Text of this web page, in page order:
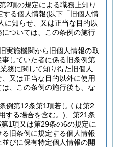
2項の規定による職務上知り
する個人情報(以下「旧個人情
に知らせ、又は正当な目的以
ついては、この条例の施行
実施機関から旧個人情報の取
していた者に係る旧条例第
務に関して知り得た旧個人
又は正当な目的以外に使用
、この条例の施行後も、な
例第12条第1項若しくは第2
する場合を含む。) 、第21条
1項又は第29条の6の規定に
旧条例に規定する個人情報
びに保有特定個人情報の開